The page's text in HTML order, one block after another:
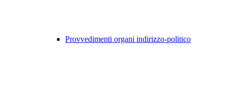
Provvedimenti organi indirizzo-politico